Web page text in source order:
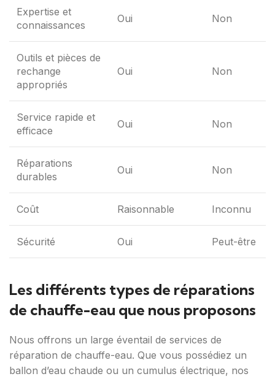
Expertise et
connaissances
Oui Non
Outils et pièces de
rechange
appropriés
Oui Non
Service rapide et
efficace
Oui Non
Réparations
durables
Oui Non
Coût Raisonnable Inconnu
Sécurité Oui Peut-être
Les différents types de réparations
de chauffe-eau que nous proposons
Nous offrons un large éventail de services de
réparation de chauffe-eau. Que vous possédiez un
ballon d’eau chaude ou un cumulus électrique, nos